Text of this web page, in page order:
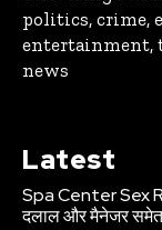
politics, crime,
entertainment,
news
Latest
Spa Center Sex
दलाल और मैनेजर समेत